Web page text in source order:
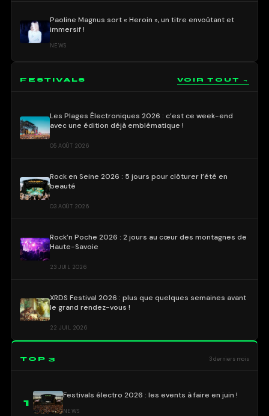
Paoline Magnus sort « Heroin », un titre envoûtant et
immersif !
NEWS
FESTIVALS VOIR TOUT →
Les Plages Électroniques 2026 : c’est ce week-end
avec une édition déjà emblématique !
05 AOÛT 2026
Rock en Seine 2026 : 5 jours pour clôturer l’été en
beauté
03 AOÛT 2026
Rock’n Poche 2026 : 2 jours au cœur des montagnes de
Haute-Savoie
23 JUIL 2026
XRDS Festival 2026 : plus que quelques semaines avant
le grand rendez-vous !
22 JUIL 2026
TOP 3 3 derniers mois
1
Festivals électro 2026 : les events à faire en juin !
NEWS